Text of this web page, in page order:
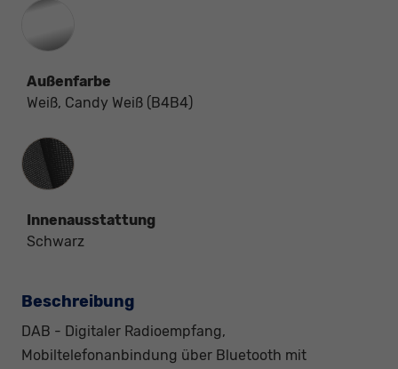
Außenfarbe
Weiß, Candy Weiß (B4B4)
Innenausstattung
Innenausstattung
Schwarz
Beschreibung
DAB - Digitaler Radioempfang,
Mobiltelefonanbindung über Bluetooth mit